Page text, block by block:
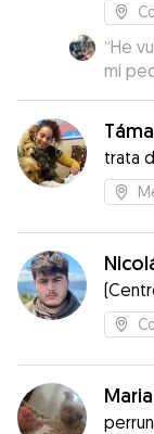
“He
mi
perro
trata